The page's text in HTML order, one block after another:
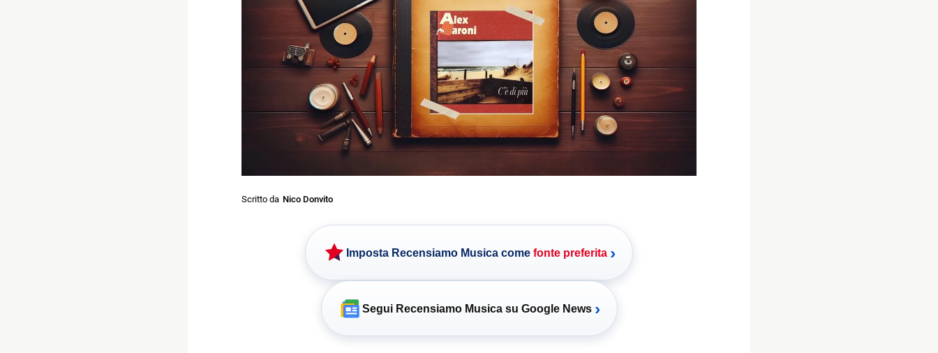
Scritto da Nico Donvito
Imposta Recensiamo Musica come fonte preferita ›
Segui Recensiamo Musica su Google News ›